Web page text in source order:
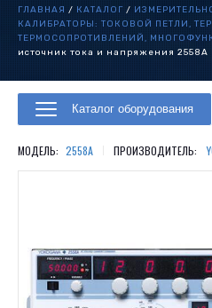
ГЛАВНАЯ / КАТАЛОГ /
КАЛИБРАТОРЫ: ТОКОВОЙ ПЕТЛИ,
ТЕРМОСОПРОТИВЛЕНИЙ,
источник тока и напряжения 2558А
Каталог оборудования
МОДЕЛЬ: 2558А ПРОИЗВОДИТЕЛЬ: